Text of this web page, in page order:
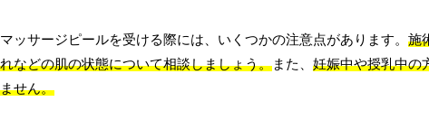
マッサージピールを受ける際には、いくつかの注意点があります。 施
れなどの肌の状態について相談しましょう。また、 妊娠中や授乳中の
ません。